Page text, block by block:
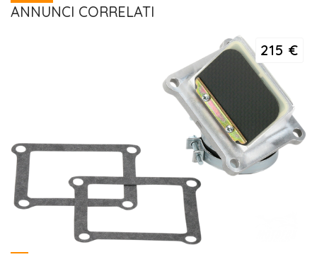
ANNUNCI CORRELATI
215 €